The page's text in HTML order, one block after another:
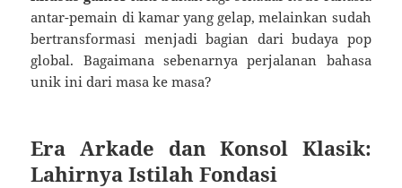
antar-pemain di kamar yang gelap, melainkan sudah
bertransformasi menjadi bagian dari budaya pop
global. Bagaimana sebenarnya perjalanan bahasa
unik ini dari masa ke masa?
Era Arkade dan Konsol Klasik:
Lahirnya Istilah Fondasi